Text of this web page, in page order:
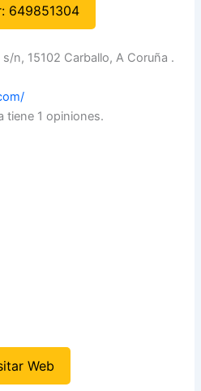
649851304
s/n, 15102 Carballo, A Coruña .
tiene 1 opiniones.
Web